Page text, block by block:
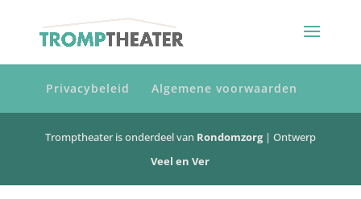
Privacybeleid Algemene voorwaarden
Tromptheater is onderdeel van Rondomzorg | Ontwerp
Veel en Ver